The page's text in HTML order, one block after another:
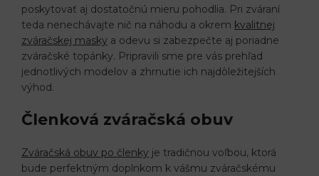
poskytovať aj dostatočnú mieru pohodlia. Pri zváraní
teda nenechávajte nič na náhodu a okrem kvalitnej
zváračskej masky a odevu si zabezpečte aj poriadne
zváračské topánky. Pripravili sme pre vás prehľad
jednotlivých modelov a zhrnutie ich najdôležitejších
výhod.
Členková zváračská obuv
Zváračská obuv po členky je tradičnou voľbou, ktorá
bude perfektným doplnkom k vášmu zváračskému